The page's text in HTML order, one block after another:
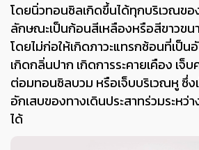
โดยนิ่วทอนซิลเกิดขึ้นได้ทุกบริเวณข
ลักษณะเป็นก้อนสีเหลืองหรือสีขาวขน
โดยไม่ก่อให้เกิดภาวะแทรกซ้อนที่เป็น
เกิดกลิ่นปาก เกิดการระคายเคือง เจ็
ต่อมทอนซิลบวม หรือเจ็บบริเวณหู ซึ่ง
อักเสบของทางเดินประสาทร่วมระห
ได้